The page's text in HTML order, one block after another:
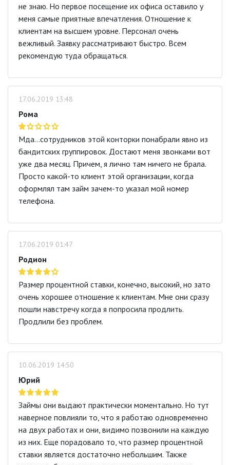
не знаю. Но первое посещение их офиса оставило у
меня самые приятные впечатления. Отношение к
клиентам на высшем уровне. Персонал очень
вежливый. Заявку рассматривают быстро. Всем
рекомендую туда обращаться.
17.06.2019 13:48
Рома
Мда…сотрудников этой конторки понабрали явно из
бандитских группировок. Достают меня звонками вот
уже два месяц. Причем, я лично там ничего не брала.
Просто какой-то клиент этой организации, когда
оформлял там займ зачем-то указал мой номер
телефона.
17.06.2019 01:47
Родион
Размер процентной ставки, конечно, высокий, но зато
очень хорошее отношение к клиентам. Мне они сразу
пошли навстречу когда я попросила продлить.
Продлили без проблем.
10.06.2019 14:50
Юрий
Займы они выдают практически моментально. Но тут
наверное повлияли то, что я работаю одновременно
на двух работах и они, видимо позвонили на каждую
из них. Еще порадовало то, что размер процентной
ставки является достаточно небольшим. Также